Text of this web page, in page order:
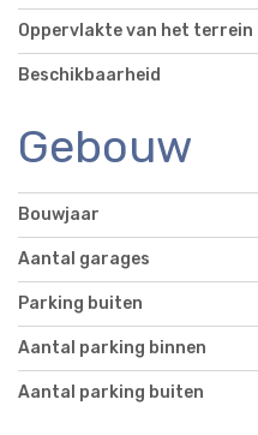
Oppervlakte van het terrein
Beschikbaarheid
Gebouw
Bouwjaar
Aantal garages
Parking buiten
Aantal parking binnen
Aantal parking buiten